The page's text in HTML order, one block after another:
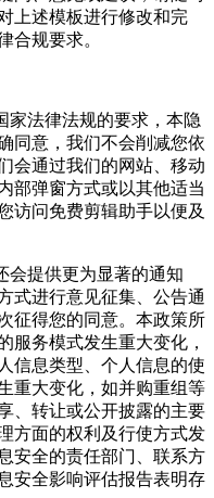
上述模板进行修改和完
合规要求。
家法律法规的要求，本隐
同意，我们不会削减您依
会通过我们的网站、移动
部弹窗方式或以其他适当
访问免费剪辑助手以便及
会提供更为显著的通知
式进行意见征集、公告通
征得您的同意。本政策所
服务模式发生重大变化，
信息类型、个人信息的使
重大变化，如并购重组等
、转让或公开披露的主要
方面的权利及行使方式发
安全的责任部门、联系方
安全影响评估报告表明存